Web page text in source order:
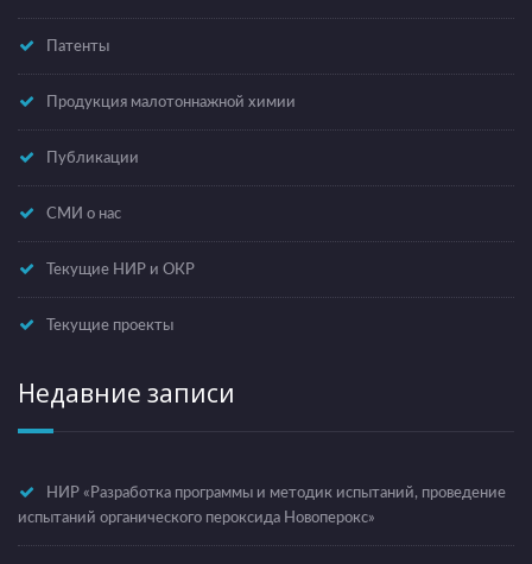
Патенты
Продукция малотоннажной химии
Публикации
СМИ о нас
Текущие НИР и ОКР
Текущие проекты
Недавние записи
НИР «Разработка программы и методик испытаний, проведение
испытаний органического пероксида Новоперокс»